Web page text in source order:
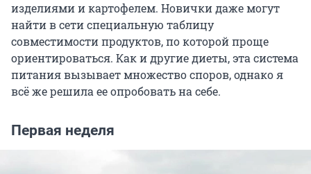
изделиями и картофелем. Новички даже могут
найти в сети специальную таблицу
совместимости продуктов, по которой проще
ориентироваться. Как и другие диеты, эта система
питания вызывает множество споров, однако я
всё же решила ее опробовать на себе.
Первая неделя